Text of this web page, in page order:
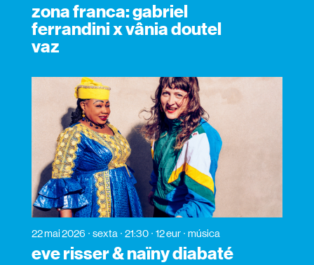
zona franca: gabriel
ferrandini x vânia doutel
vaz
22 mai 2026 sexta 21:30 12 eur música
eve risser & naïny diabaté